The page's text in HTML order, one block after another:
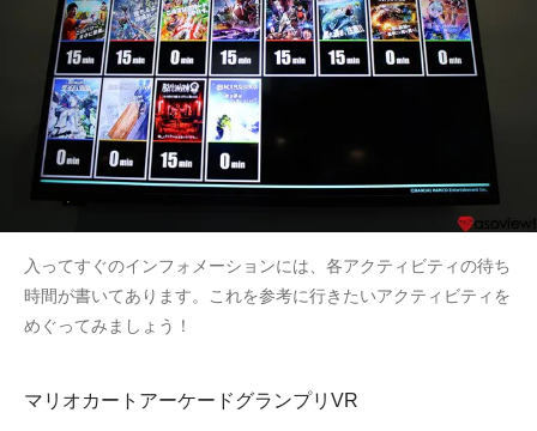
入ってすぐのインフォメーションには、各アクティビティの待ち
時間が書いてあります。これを参考に行きたいアクティビティを
めぐってみましょう！
マリオカートアーケードグランプリVR